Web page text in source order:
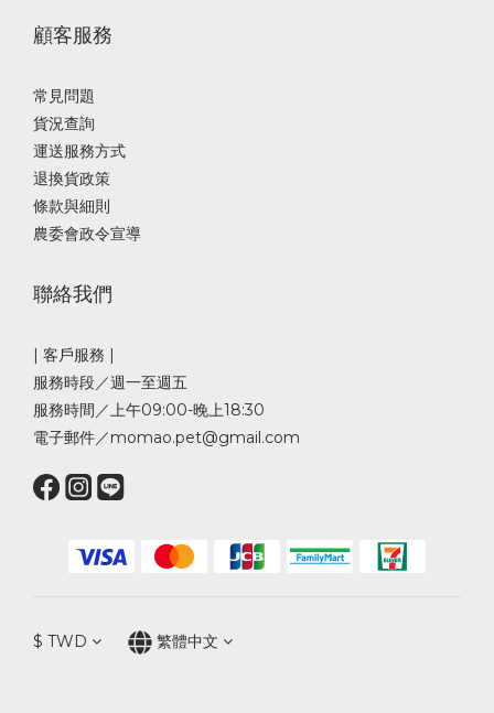
顧客服務
常見問題
貨況查詢
運送服務方式
退換貨政策
條款與細則
農委會政令宣導
聯絡我們
| 客戶服務 |
服務時段／週一至週五
服務時間／上午09:00-晚上18:30
電子郵件／momao.pet@gmail.com
$ TWD 繁體中文